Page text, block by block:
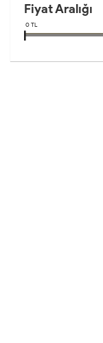
Fiyat Aralığı
0TL